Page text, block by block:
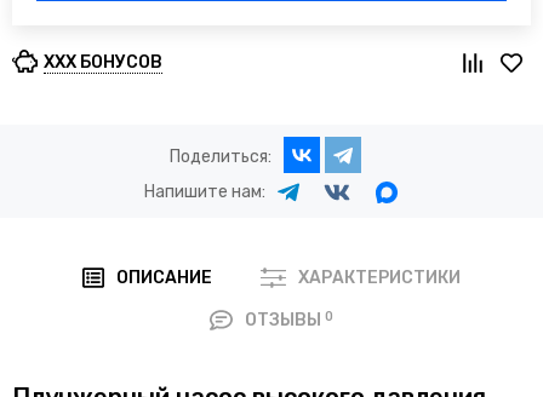
XXX БОНУСОВ
Поделиться:
Напишите нам:
ОПИСАНИЕ ХАРАКТЕРИСТИКИ
ОТЗЫВЫ 0